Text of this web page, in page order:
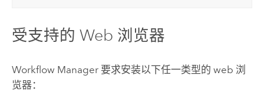
受支持的 Web 浏览器
Workflow Manager要求安装以下任一类型的 web 浏
览器：